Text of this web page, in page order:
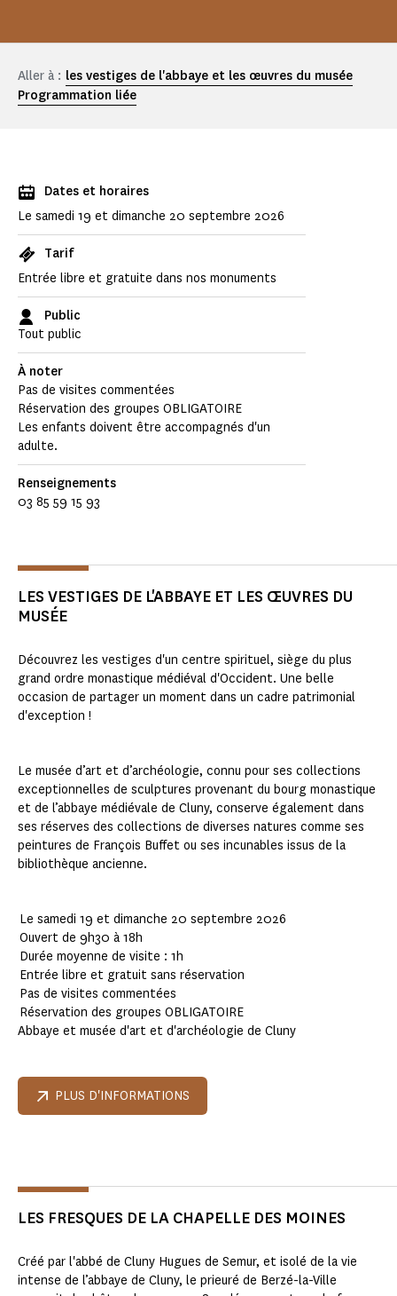
Aller à : les vestiges de l'abbaye et les œuvres du musée
Programmation liée
Dates et horaires
Le samedi 19 et dimanche 20 septembre 2026
Tarif
Entrée libre et gratuite dans nos monuments
Public
Tout public
À noter
Pas de visites commentées
Réservation des groupes OBLIGATOIRE
Les enfants doivent être accompagnés d'un
adulte.
Renseignements
03 85 59 15 93
LES VESTIGES DE L'ABBAYE ET LES ŒUVRES DU
MUSÉE
Découvrez les vestiges d'un centre spirituel, siège du plus
grand ordre monastique médiéval d'Occident. Une belle
occasion de partager un moment dans un cadre patrimonial
d'exception !
Le musée d’art et d’archéologie, connu pour ses collections
exceptionnelles de sculptures provenant du bourg monastique
et de l’abbaye médiévale de Cluny, conserve également dans
ses réserves des collections de diverses natures comme ses
peintures de François Buffet ou ses incunables issus de la
bibliothèque ancienne.
Le samedi 19 et dimanche 20 septembre 2026
Ouvert de 9h30 à 18h
Durée moyenne de visite : 1h
Entrée libre et gratuit sans réservation
Pas de visites commentées
Réservation des groupes OBLIGATOIRE
Abbaye et musée d'art et d'archéologie de Cluny
PLUS D'INFORMATIONS
LES FRESQUES DE LA CHAPELLE DES MOINES
Créé par l'abbé de Cluny Hugues de Semur, et isolé de la vie
intense de l’abbaye de Cluny, le prieuré de Berzé-la-Ville